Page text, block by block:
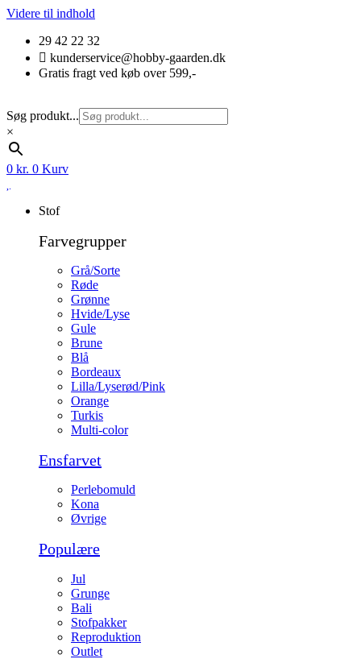
Videre til indhold
29 42 22 32
kunderservice@hobby-gaarden.dk
Gratis fragt ved køb over 599,-
Søg produkt...
×
0 kr. 0 Kurv
Stof
Farvegrupper
Grå/Sorte
Røde
Grønne
Hvide/Lyse
Gule
Brune
Blå
Bordeaux
Lilla/Lyserød/Pink
Orange
Turkis
Multi-color
Ensfarvet
Perlebomuld
Kona
Øvrige
Populære
Jul
Grunge
Bali
Stofpakker
Reproduktion
Outlet